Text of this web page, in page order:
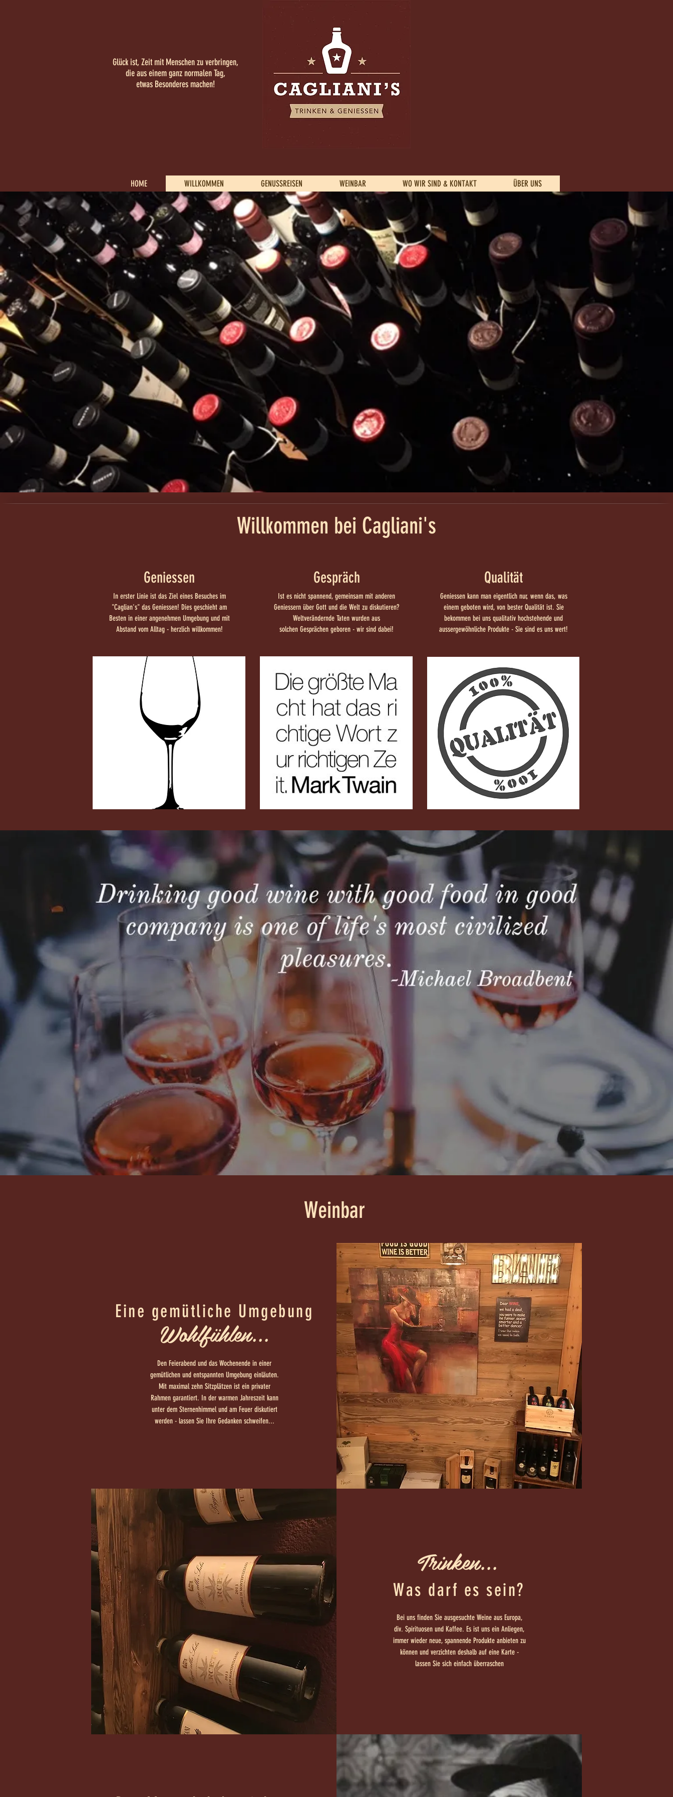
Glück ist, Zeit mit Menschen zu verbringen,
die aus einem ganz normalen Tag,
etwas Besonderes machen!
HOME WILLKOMMEN GENUSSREISEN WEINBAR WO WIR SIND & KONTAKT ÜBER UNS
Willkommen bei Cagliani's
Geniessen
In erster Linie ist das Ziel eines Besuches im
"Caglian's" das Geniessen! Dies geschieht am
Besten in einer angenehmen Umgebung und mit
Abstand vom Alltag - herzlich willkommen!
Gespräch
Ist es nicht spannend, gemeinsam mit anderen
Geniessern über Gott und die Welt zu diskutieren?
Weltverändernde Taten wurden aus
solchen Gesprächen geboren - wir sind dabei!
Qualität
Geniessen kann man eigentlich nur, wenn das, was
einem geboten wird, von bester Qualität ist. Sie
bekommen bei uns qualitativ hochstehende und
aussergewöhnliche Produkte - Sie sind es uns wert!
Weinbar
Eine gemütliche Umgebung
Wohlfühlen...
Den Feierabend und das Wochenende in einer
gemütlichen und entspannten Umgebung einläuten.
Mit maximal zehn Sitzplätzen ist ein privater
Rahmen garantiert. In der warmen Jahreszeit kann
unter dem Sternenhimmel und am Feuer diskutiert
werden - lassen Sie Ihre Gedanken schweifen...
Trinken...
Was darf es sein?
Bei uns finden Sie ausgesuchte Weine aus Europa,
div. Spirituosen und Kaffee. Es ist uns ein Anliegen,
immer wieder neue, spannende Produkte anbieten zu
können und verzichten deshalb auf eine Karte -
lassen Sie sich einfach überraschen